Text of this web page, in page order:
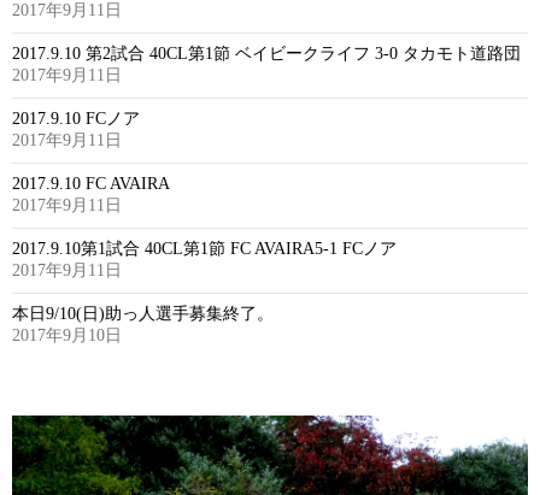
2017年9月11日
2017.9.10 第2試合 40CL第1節 ベイビークライフ 3-0 タカモト道路団
2017年9月11日
2017.9.10 FCノア
2017年9月11日
2017.9.10 FC AVAIRA
2017年9月11日
2017.9.10第1試合 40CL第1節 FC AVAIRA5-1 FCノア
2017年9月11日
本日9/10(日)助っ人選手募集終了。
2017年9月10日